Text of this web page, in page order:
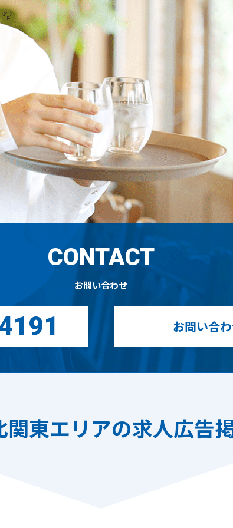
CONTACT
お問い合わせ
お問い合
東エリアの求人広告